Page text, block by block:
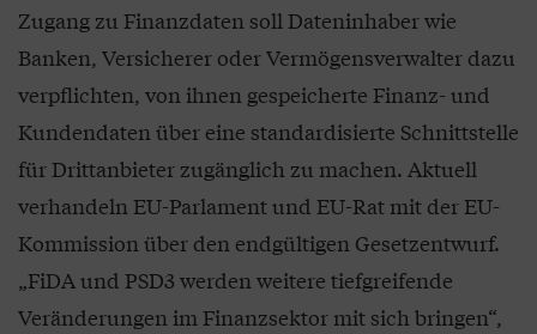
Zugang zu Finanzdaten soll Dateninhaber wie
Banken, Versicherer oder Vermögensverwalter dazu
verpflichten, von ihnen gespeicherte Finanz- und
Kundendaten über eine standardisierte Schnittstelle
für Drittanbieter zugänglich zu machen. Aktuell
verhandeln EU-Parlament und EU-Rat mit der EU-
Kommission über den endgültigen Gesetzentwurf.
„FiDA und PSD3 werden weitere tiefgreifende
Veränderungen im Finanzsektor mit sich bringen“,